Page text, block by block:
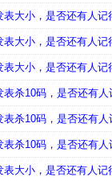
大小，是否还有人记
大小，是否还有人记
大小，是否还有人记
杀10码，是否还有人
杀10码，是否还有人
杀10码，是否还有人
大小，是否还有人记